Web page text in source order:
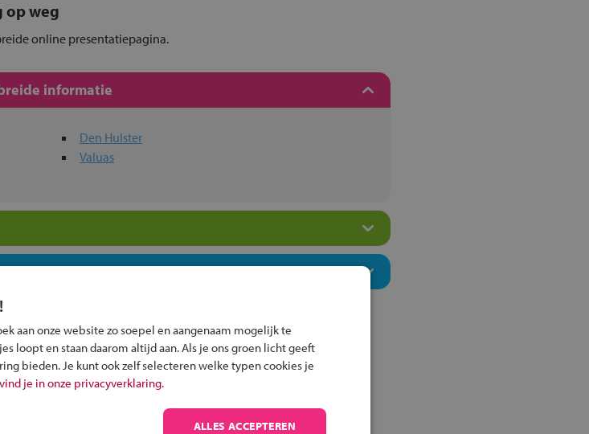
op weg
online presentatiepagina.
informatie
Den Hulster
Valuas
informatie om je kind aan te melden bij
aan onze website zo soepel en aangenaam mogelijk te
loopt en staan daarom altijd aan. Als je ons groen licht geeft
bieden. Je kunt ook zelf selecteren welke typen cookies je
je in onze privacyverklaring.
ALLES ACCEPTEREN